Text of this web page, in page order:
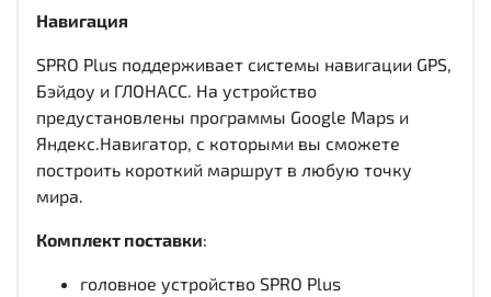
Навигация
SPRO Plus поддерживает системы навигации GPS,
Бэйдоу и ГЛОНАСС. На устройство
предустановлены программы Google Maps и
Яндекс.Навигатор, с которыми вы сможете
построить короткий маршрут в любую точку
мира.
Комплект поставки:
головное устройство SPRO Plus